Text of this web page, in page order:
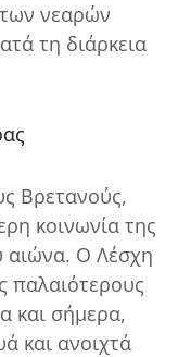
νεαρών
τη διάρκεια
Βρετανούς,
κοινωνία της
αιώνα. Ο Λέσχη
παλαιότερους
και σήμερα,
και ανοιχτά